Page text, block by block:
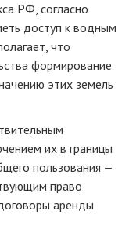
РФ, согласно
доступ к водным
что
формирование
этих земель
их в границы
пользования —
право
аренды